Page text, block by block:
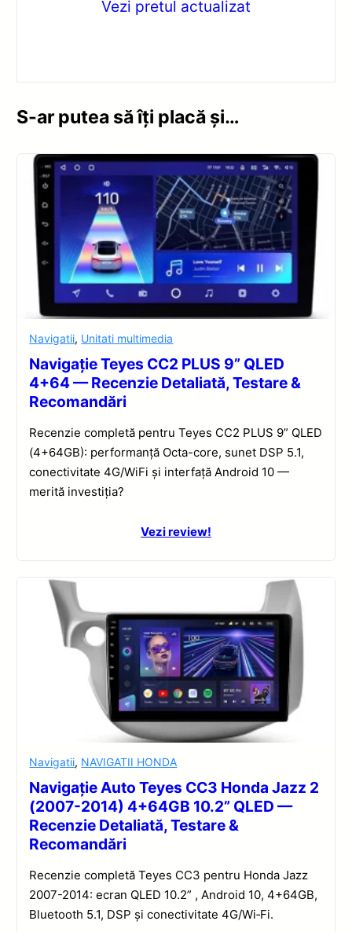
Vezi pretul actualizat
S-ar putea să îți placă și…
Navigatii, Unitati multimedia
Navigație Teyes CC2 PLUS 9” QLED
4+64 — Recenzie Detaliată, Testare &
Recomandări
Recenzie completă pentru Teyes CC2 PLUS 9” QLED
(4+64GB): performanță Octa-core, sunet DSP 5.1,
conectivitate 4G/WiFi și interfață Android 10 —
merită investiția?
Vezi review!
Navigatii, NAVIGATII HONDA
Navigație Auto Teyes CC3 Honda Jazz 2
(2007-2014) 4+64GB 10.2” QLED —
Recenzie Detaliată, Testare &
Recomandări
Recenzie completă Teyes CC3 pentru Honda Jazz
2007-2014: ecran QLED 10.2” , Android 10, 4+64GB,
Bluetooth 5.1, DSP și conectivitate 4G/Wi‑Fi.